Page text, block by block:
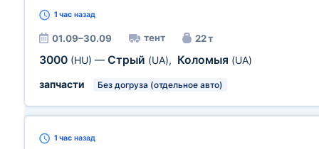
1 час назад
01.09–30.09 тент 22 т
3000 (HU) — Стрый (UA), Коломыя (UA)
запчасти
Без догруза (отдельное авто)
1 час назад